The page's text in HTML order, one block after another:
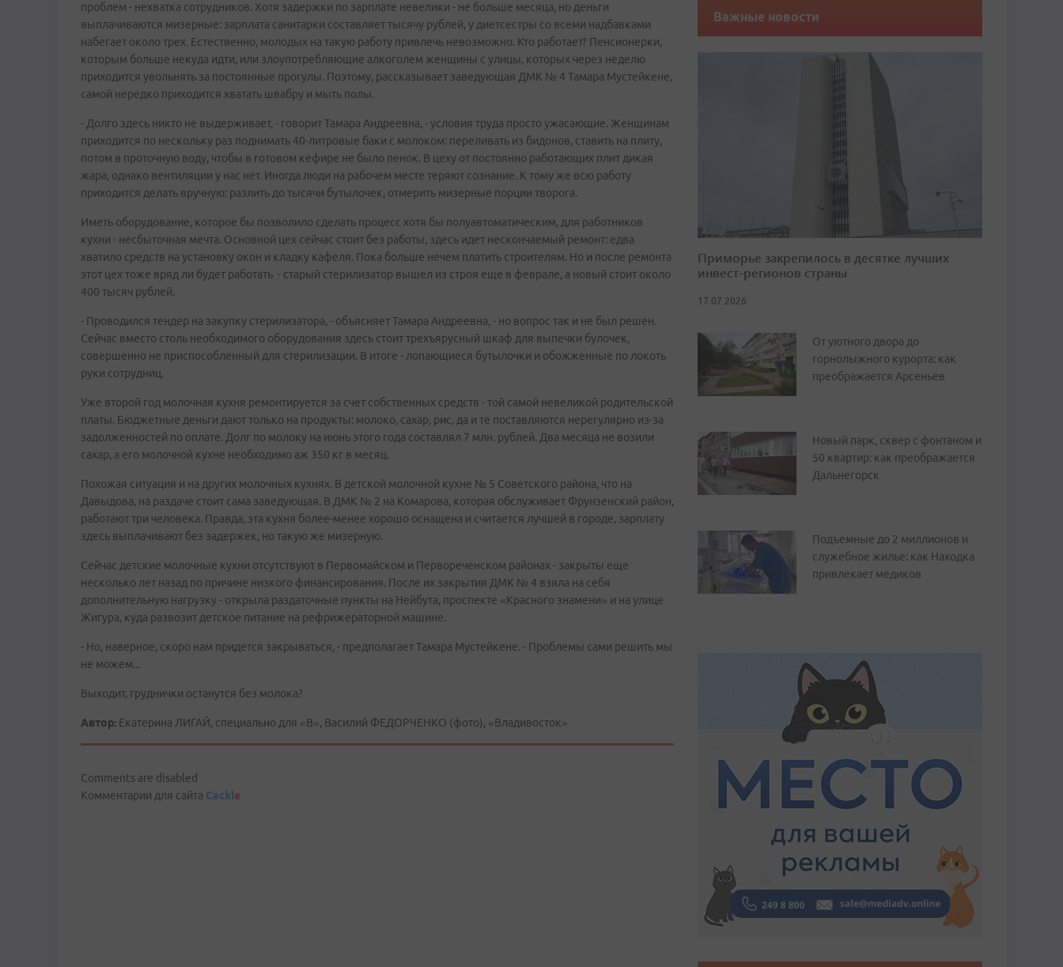
проблем - нехватка сотрудников. Хотя задержки по зарплате невелики - не больше месяца, но деньги
выплачиваются мизерные: зарплата санитарки составляет тысячу рублей, у диетсестры со всеми надбавками
набегает около трех. Естественно, молодых на такую работу привлечь невозможно. Кто работает? Пенсионерки,
которым больше некуда идти, или злоупотребляющие алкоголем женщины с улицы, которых через неделю
приходится увольнять за постоянные прогулы. Поэтому, рассказывает заведующая ДМК № 4 Тамара Мустейкене,
самой нередко приходится хватать швабру и мыть полы.
- Долго здесь никто не выдерживает, - говорит Тамара Андреевна, - условия труда просто ужасающие. Женщинам
приходится по нескольку раз поднимать 40-литровые баки с молоком: переливать из бидонов, ставить на плиту,
потом в проточную воду, чтобы в готовом кефире не было пенок. В цеху от постоянно работающих плит дикая
жара, однако вентиляции у нас нет. Иногда люди на рабочем месте теряют сознание. К тому же всю работу
приходится делать вручную: разлить до тысячи бутылочек, отмерить мизерные порции творога.
Иметь оборудование, которое бы позволило сделать процесс хотя бы полуавтоматическим, для работников
кухни - несбыточная мечта. Основной цех сейчас стоит без работы, здесь идет нескончаемый ремонт: едва
хватило средств на установку окон и кладку кафеля. Пока больше нечем платить строителям. Но и после ремонта
этот цех тоже вряд ли будет работать - старый стерилизатор вышел из строя еще в феврале, а новый стоит около
400 тысяч рублей.
- Проводился тендер на закупку стерилизатора, - объясняет Тамара Андреевна, - но вопрос так и не был решен.
Сейчас вместо столь необходимого оборудования здесь стоит трехъярусный шкаф для выпечки булочек,
совершенно не приспособленный для стерилизации. В итоге - лопающиеся бутылочки и обожженные по локоть
руки сотрудниц.
Уже второй год молочная кухня ремонтируется за счет собственных средств - той самой невеликой родительской
платы. Бюджетные деньги дают только на продукты: молоко, сахар, рис, да и те поставляются нерегулярно из-за
задолженностей по оплате. Долг по молоку на июнь этого года составлял 7 млн. рублей. Два месяца не возили
сахар, а его молочной кухне необходимо аж 350 кг в месяц.
Похожая ситуация и на других молочных кухнях. В детской молочной кухне № 5 Советского района, что на
Давыдова, на раздаче стоит сама заведующая. В ДМК № 2 на Комарова, которая обслуживает Фрунзенский район,
работают три человека. Правда, эта кухня более-менее хорошо оснащена и считается лучшей в городе, зарплату
здесь выплачивают без задержек, но такую же мизерную.
Сейчас детские молочные кухни отсутствуют в Первомайском и Первореченском районах - закрыты еще
несколько лет назад по причине низкого финансирования. После их закрытия ДМК № 4 взяла на себя
дополнительную нагрузку - открыла раздаточные пункты на Нейбута, проспекте «Красного знамени» и на улице
Жигура, куда развозит детское питание на рефрижераторной машине.
- Но, наверное, скоро нам придется закрываться, - предполагает Тамара Мустейкене. - Проблемы сами решить мы
не можем...
Выходит, груднички останутся без молока?
Автор: Екатерина ЛИГАЙ, специально для «В», Василий ФЕДОРЧЕНКО (фото), «Владивосток»
Comments are disabled
Комментарии для сайта Cackle
Важные новости
Приморье закрепилось в десятке лучших
инвест-регионов страны
17.07.2026
От уютного двора до
горнолыжного курорта: как
преображается Арсеньев
Новый парк, сквер с фонтаном и
50 квартир: как преображается
Дальнегорск
Подъемные до 2 миллионов и
служебное жилье: как Находка
привлекает медиков